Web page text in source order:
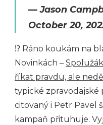
— Jason
October 20,
⁉ Ráno koukám na
Novinkách –
říkat pravdu, ale
typické zpravodajské
citovaný i Petr Pavel
kampaň přituhuje.